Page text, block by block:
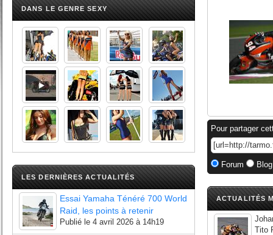
DANS LE GENRE SEXY
LES DERNIÈRES ACTUALITÉS
Essai Yamaha Ténéré 700 World
Raid, les points à retenir
Publié le 4 avril 2026 à 14h19
Pour partager
Forum
ACTUALITÉS
Tito